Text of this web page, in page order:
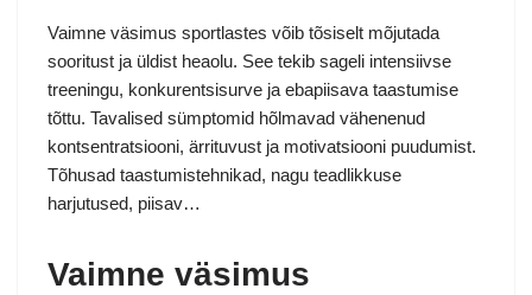
Vaimne väsimus sportlastes võib tõsiselt mõjutada
sooritust ja üldist heaolu. See tekib sageli intensiivse
treeningu, konkurentsisurve ja ebapiisava taastumise
tõttu. Tavalised sümptomid hõlmavad vähenenud
kontsentratsiooni, ärrituvust ja motivatsiooni puudumist.
Tõhusad taastumistehnikad, nagu teadlikkuse
harjutused, piisav…
Vaimne väsimus